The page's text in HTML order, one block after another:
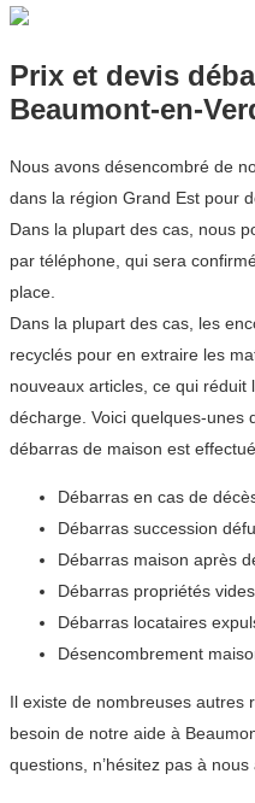
Prix et devis
Beaumont-en-
Nous avons désencombré de
dans la région Grand Est pour
Dans la plupart des cas, nous
par téléphone, qui sera
place.
Dans la plupart des cas, les
recyclés pour en extraire les
nouveaux articles, ce qui réduit
décharge. Voici quelques-unes
débarras de maison est
Débarras en cas de
Débarras succession
Débarras maison après
Débarras propriétés vides
Débarras locataires
Désencombrement
Il existe de nombreuses autres
besoin de notre aide à
questions, n’hésitez pas à